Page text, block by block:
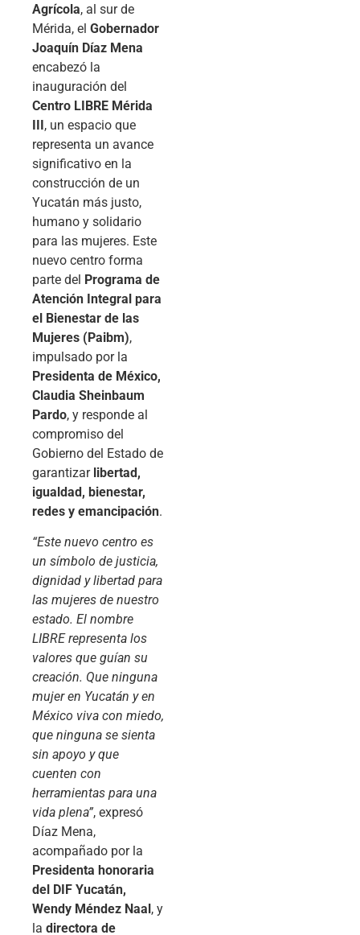
Agrícola, al sur de
Mérida, el Gobernador
Joaquín Díaz Mena
encabezó la
inauguración del
Centro LIBRE Mérida
III, un espacio que
representa un avance
significativo en la
construcción de un
Yucatán más justo,
humano y solidario
para las mujeres. Este
nuevo centro forma
parte del Programa de
Atención Integral para
el Bienestar de las
Mujeres (Paibm),
impulsado por la
Presidenta de México,
Claudia Sheinbaum
Pardo, y responde al
compromiso del
Gobierno del Estado de
garantizar libertad,
igualdad, bienestar,
redes y emancipación.
“Este nuevo centro es
un símbolo de justicia,
dignidad y libertad para
las mujeres de nuestro
estado. El nombre
LIBRE representa los
valores que guían su
creación. Que ninguna
mujer en Yucatán y en
México viva con miedo,
que ninguna se sienta
sin apoyo y que
cuenten con
herramientas para una
vida plena”, expresó
Díaz Mena,
acompañado por la
Presidenta honoraria
del DIF Yucatán,
Wendy Méndez Naal , y
la directora de